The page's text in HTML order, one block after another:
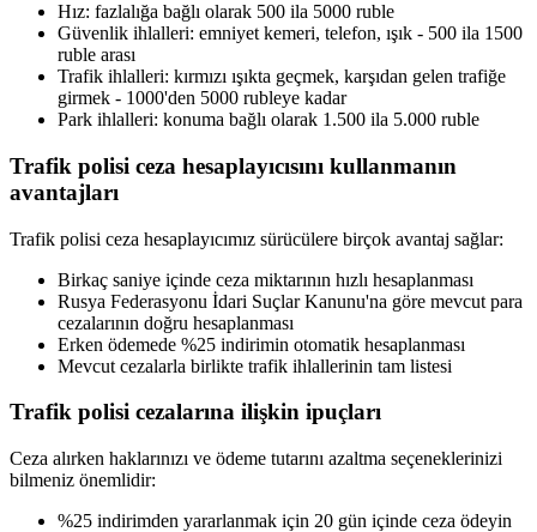
Hız: fazlalığa bağlı olarak 500 ila 5000 ruble
Güvenlik ihlalleri: emniyet kemeri, telefon, ışık - 500 ila 1500
ruble arası
Trafik ihlalleri: kırmızı ışıkta geçmek, karşıdan gelen trafiğe
girmek - 1000'den 5000 rubleye kadar
Park ihlalleri: konuma bağlı olarak 1.500 ila 5.000 ruble
Trafik polisi ceza hesaplayıcısını kullanmanın
avantajları
Trafik polisi ceza hesaplayıcımız sürücülere birçok avantaj sağlar:
Birkaç saniye içinde ceza miktarının hızlı hesaplanması
Rusya Federasyonu İdari Suçlar Kanunu'na göre mevcut para
cezalarının doğru hesaplanması
Erken ödemede %25 indirimin otomatik hesaplanması
Mevcut cezalarla birlikte trafik ihlallerinin tam listesi
Trafik polisi cezalarına ilişkin ipuçları
Ceza alırken haklarınızı ve ödeme tutarını azaltma seçeneklerinizi
bilmeniz önemlidir:
%25 indirimden yararlanmak için 20 gün içinde ceza ödeyin